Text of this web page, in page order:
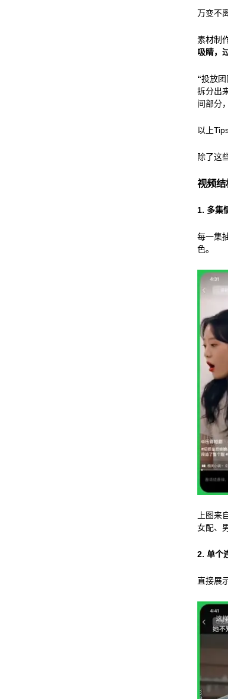
万变不
素材制
吸睛，
“投放
拆分出
间部分
以上
除了这
视频结
1. 多集
每一集
色。
上图来
女配、
2. 单个
直接展